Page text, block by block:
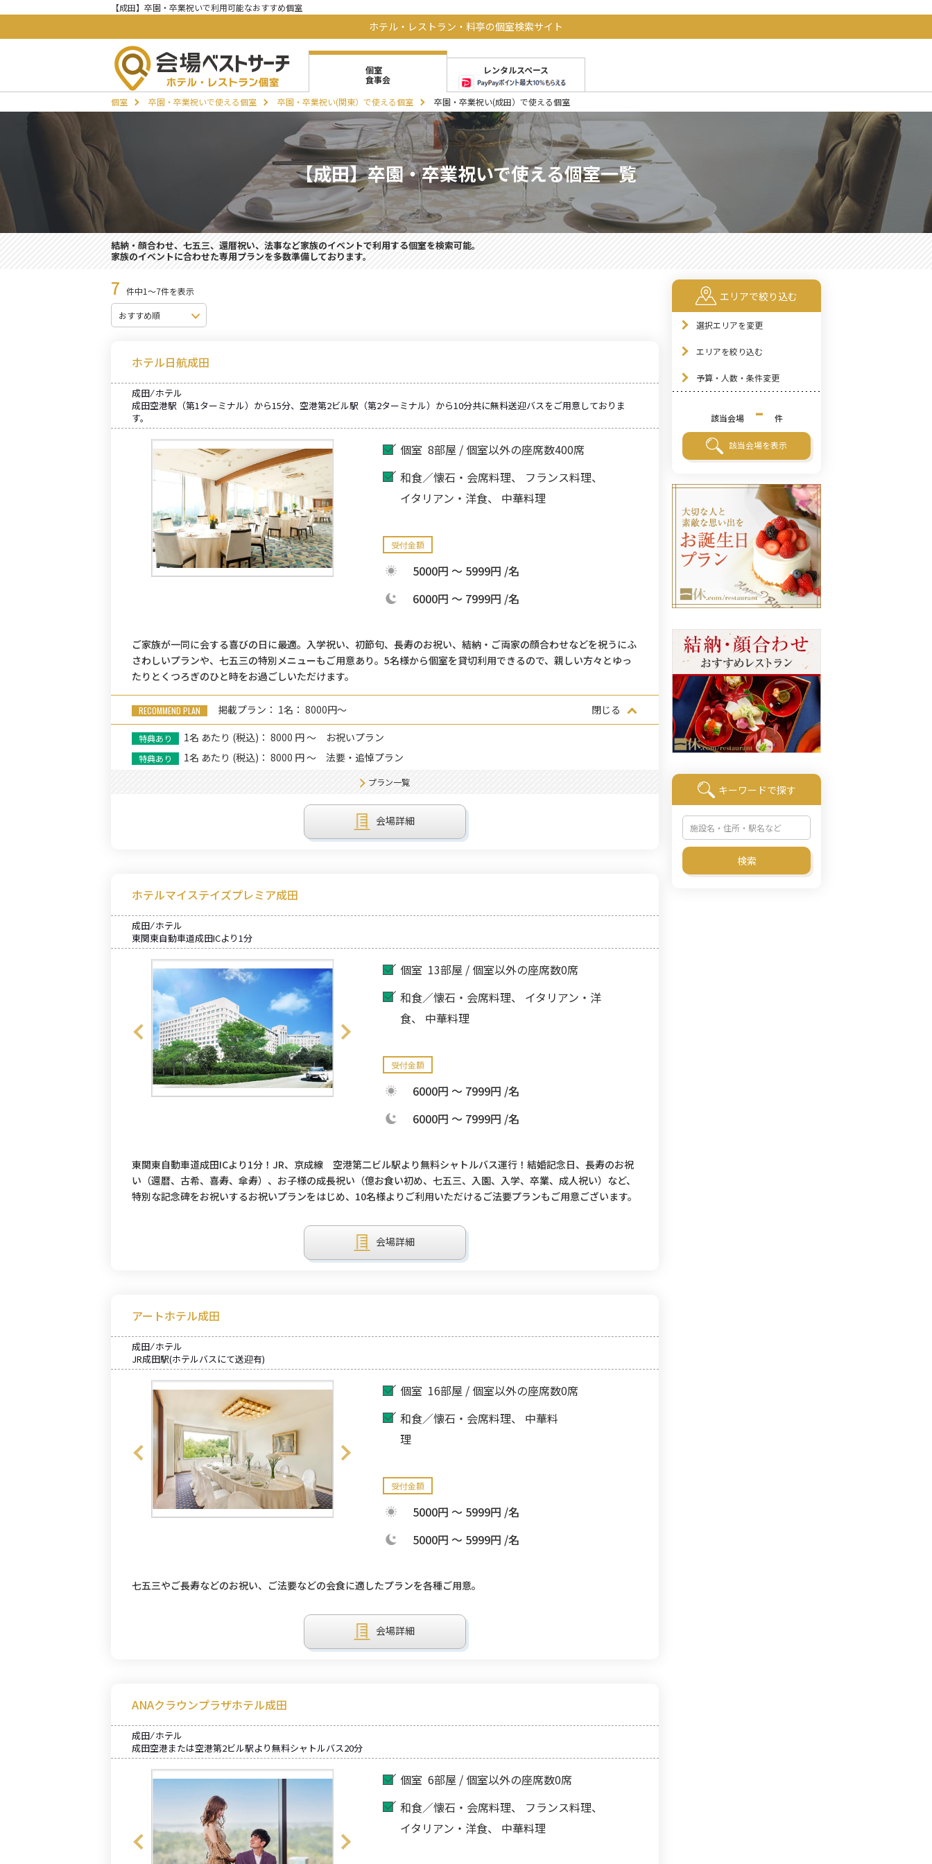
【成田】卒園・卒業祝いで利用可能なおすすめ個室
ホテル・レストラン・料亭の個室検索サイト
個室
食事会
レンタルスペース
個室 卒園・卒業祝いで使える個室 卒園・卒業祝い(関東）で使える個室 卒園・卒業祝い(成田）で使える個室
【成田】卒園・卒業祝いで使える個室一覧
結納・顔合わせ、七五三、還暦祝い、法事など家族のイベントで利用する個室を検索可能。
家族のイベントに合わせた専用プランを多数準備しております。
7 件中1～7件を表示
ホテル日航成田
成田 ⁄ ホテル
成田空港駅（第1ターミナル）から15分、空港第2ビル駅（第2ターミナル）から10分共に無料送迎バスをご用意しておりま
す。
個室 8部屋 / 個室以外の座席数400席
和食／懐石・会席料理
フランス料理
イタリアン・洋食
中華料理
受付金額
5000円 ～ 5999円 /名
6000円 ～ 7999円 /名
ご家族が一同に会する喜びの日に最適。入学祝い、初節句、長寿のお祝い、結納・ご両家の顔合わせなどを祝うにふ
さわしいプランや、七五三の特別メニューもご用意あり。5名様から個室を貸切利用できるので、親しい方々とゆっ
たりとくつろぎのひと時をお過ごしいただけます。
掲載プラン： 1名： 8000円～
閉じる
1名 あたり (税込)： 8000 円 ～
お祝いプラン
1名 あたり (税込)： 8000 円 ～ 法要・追悼プラン
プラン一覧
会場詳細
ホテルマイステイズプレミア成田
成田 ⁄ ホテル
東関東自動車道成田ICより1分
個室 13部屋 / 個室以外の座席数0席
和食／懐石・会席料理
イタリアン・洋
食
中華料理
受付金額
6000円 ～ 7999円 /名
6000円 ～ 7999円 /名
東関東自動車道成田ICより1分！JR、京成線 空港第二ビル駅より無料シャトルバス運行！結婚記念日、長寿のお祝
い（還暦、古希、喜寿、傘寿）、お子様の成長祝い（億お食い初め、七五三、入園、入学、卒業、成人祝い）など、
特別な記念碑をお祝いするお祝いプランをはじめ、10名様よりご利用いただけるご法要プランもご用意ございます。
会場詳細
アートホテル成田
成田 ⁄ ホテル
JR成田駅(ホテルバスにて送迎有)
個室 16部屋 / 個室以外の座席数0席
和食／懐石・会席料理
中華料
理
受付金額
5000円 ～ 5999円 /名
5000円 ～ 5999円 /名
七五三やご長寿などのお祝い、ご法要などの会食に適したプランを各種ご用意。
会場詳細
ANAクラウンプラザホテル成田
成田 ⁄ ホテル
成田空港または空港第2ビル駅より無料シャトルバス20分
個室 6部屋 / 個室以外の座席数0席
和食／懐石・会席料理
フランス料理
イタリアン・洋食
中華料理
エリアで絞り込む
選択エリアを変更
エリアを絞り込む
予算・人数・条件変更
該当会場 - 件
該当会場を表示
キーワードで探す